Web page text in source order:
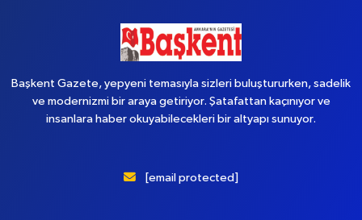
Başkent Gazete, yepyeni temasıyla sizleri buluştururken, sadelik
ve modernizmi bir araya getiriyor. Şatafattan kaçınıyor ve
insanlara haber okuyabilecekleri bir altyapı sunuyor.
[email protected]